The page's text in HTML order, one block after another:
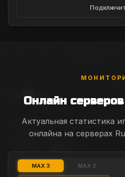
Онлайн серверов
Актуальная статистика
онлайна на серверах
MAX 3 MAX 2